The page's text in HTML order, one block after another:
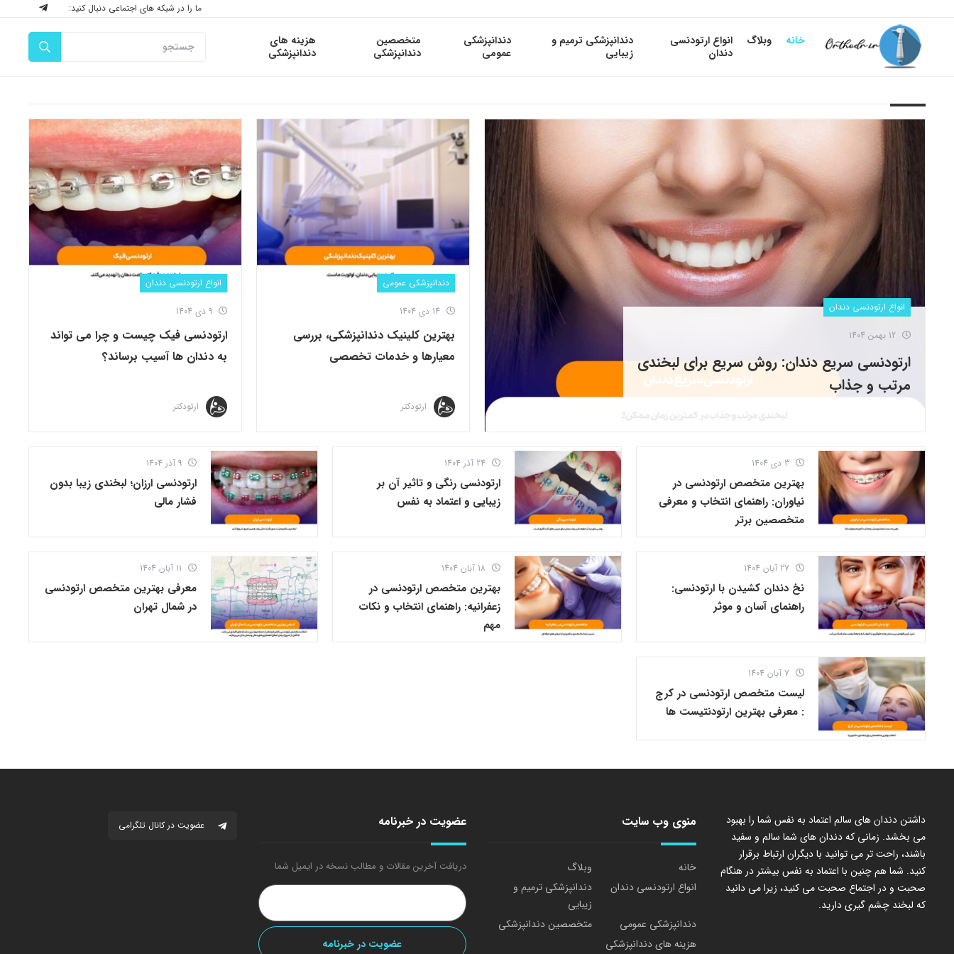
ما را در شبکه های اجتماعی دنبال کنید:
خانه وبلاگ
انواع ارتودنسی
دندان
دندانپزشکی ترمیم و
زیبایی
دندانپزشکی
عمومی
متخصصین
دندانپزشکی
هزینه های
دندانپزشکی
انواع ارتودنسی دندان
ارتودنسی سریع دندان: روش سریع برای لبخندی
مرتب و جذاب
دندانپزشکی عمومی
بهترین کلینیک دندانپزشکی، بررسی
معیارها و خدمات تخصصی
ارتودکتر
انواع ارتودنسی دندان
ارتودنسی فیک چیست و چرا می تواند
به دندان ها آسیب برساند؟
ارتودکتر
بهترین متخصص ارتودنسی در
نیاوران: راهنمای انتخاب و معرفی
متخصصین برتر
ارتودنسی رنگی و تاثیر آن بر
زیبایی و اعتماد به نفس
ارتودنسی ارزان؛ لبخندی زیبا بدون
فشار مالی
نخ دندان کشیدن با ارتودنسی:
راهنمای آسان و موثر
بهترین متخصص ارتودنسی در
زعفرانیه: راهنمای انتخاب و نکات
مهم
معرفی بهترین متخصص ارتودنسی
در شمال تهران
لیست متخصص ارتودنسی در کرج
: معرفی بهترین ارتودنتیست ها
داشتن دندان های سالم اعتماد به نفس شما را بهبود
می بخشد. زمانی که دندان های شما سالم و سفید
باشند، راحت تر می توانید با دیگران ارتباط برقرار
کنید. شما هم چنین با اعتماد به نفس بیشتر در هنگام
صحبت و در اجتماع صحبت می کنید، زیرا می دانید
که لبخند چشم گیری دارید.
منوی وب سایت
خانه
وبلاگ
انواع ارتودنسی دندان
دندانپزشکی ترمیم و
زیبایی
دندانپزشکی عمومی
متخصصین دندانپزشکی
هزینه های دندانپزشکی
عضویت در خبرنامه
دریافت آخرین مقالات و مطالب نسخه در ایمیل شما
عضویت در کانال تلگرامی